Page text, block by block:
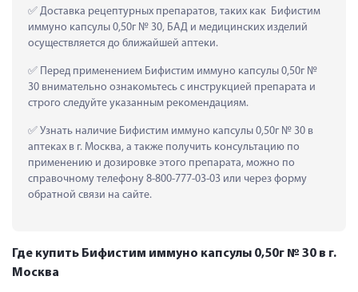
Доставка рецептурных препаратов, таких как  Бифистим
иммуно капсулы 0,50г № 30, БАД и медицинских изделий
осуществляется до ближайшей аптеки.
Перед применением Бифистим иммуно капсулы 0,50г №
30 внимательно ознакомьтесь с инструкцией препарата и
строго следуйте указанным рекомендациям.
Узнать наличие Бифистим иммуно капсулы 0,50г № 30 в
аптеках в г. Москва, а также получить консультацию по
применению и дозировке этого препарата, можно по
справочному телефону 8-800-777-03-03 или через форму
обратной связи на сайте.
Где купить Бифистим иммуно капсулы 0,50г № 30 в г.
Москва